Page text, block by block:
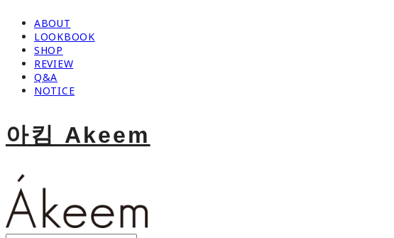
ABOUT
LOOKBOOK
SHOP
REVIEW
Q&A
NOTICE
아킴 Akeem